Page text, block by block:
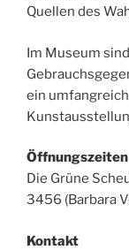
Quellen des
Im Museum
ein
Öffnungszeiten
Die Grüne
3456 (Barbara
Kontakt